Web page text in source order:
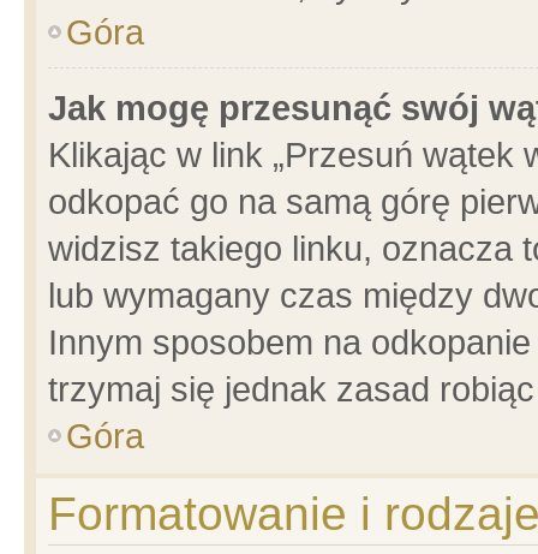
Góra
Jak mogę przesunąć swój
Klikając w link „Przesuń wątek
odkopać go na samą górę
widzisz takiego linku, oznacza
lub wymagany czas między
Innym sposobem na
trzymaj się jednak zasad
Góra
Formatowanie i